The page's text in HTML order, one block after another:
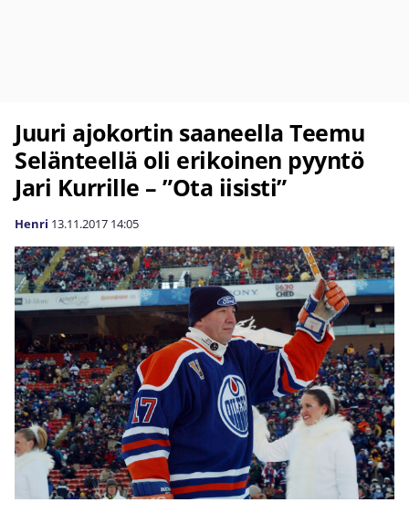
Juuri ajokortin saaneella Teemu
Selänteellä oli erikoinen pyyntö
Jari Kurrille – ”Ota iisisti”
Henri 13.11.2017 14:05